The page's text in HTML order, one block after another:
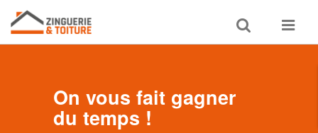
Toggle
search
Toggle
On vous fait gagner
du temps !